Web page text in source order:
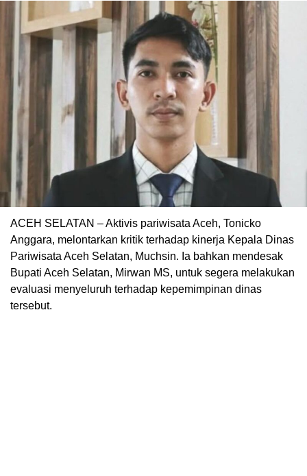
ACEH SELATAN – Aktivis pariwisata Aceh, Tonicko
Anggara, melontarkan kritik terhadap kinerja Kepala Dinas
Pariwisata Aceh Selatan, Muchsin. Ia bahkan mendesak
Bupati Aceh Selatan, Mirwan MS, untuk segera melakukan
evaluasi menyeluruh terhadap kepemimpinan dinas
tersebut.